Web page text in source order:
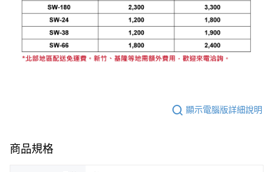
顯示電腦版詳細說明
商品規格